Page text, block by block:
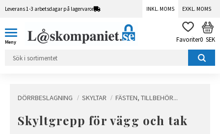
Leverans 1-3 arbetsdagar på lagervaror INKL. MOMS EXKL. MOMS
FAVORITER
0 SEK
DÖRRBESLAGNING SKYLTAR FÄSTEN, TILLBEHÖR...
Skyltgrepp för vägg och tak